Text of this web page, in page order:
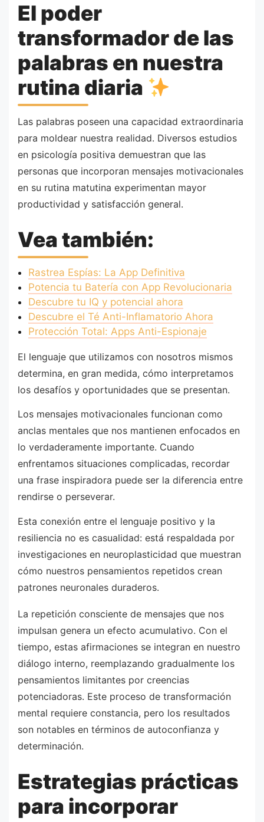
El poder
transformador de las
palabras en nuestra
rutina diaria
Las palabras poseen una capacidad extraordinaria
para moldear nuestra realidad. Diversos estudios
en psicología positiva demuestran que las
personas que incorporan mensajes motivacionales
en su rutina matutina experimentan mayor
productividad y satisfacción general.
Vea también:
Rastrea Espías: La App Definitiva
Potencia tu Batería con App Revolucionaria
Descubre tu IQ y potencial ahora
Descubre el Té Anti-Inflamatorio Ahora
Protección Total: Apps Anti-Espionaje
El lenguaje que utilizamos con nosotros mismos
determina, en gran medida, cómo interpretamos
los desafíos y oportunidades que se presentan.
Los mensajes motivacionales funcionan como
anclas mentales que nos mantienen enfocados en
lo verdaderamente importante. Cuando
enfrentamos situaciones complicadas, recordar
una frase inspiradora puede ser la diferencia entre
rendirse o perseverar.
Esta conexión entre el lenguaje positivo y la
resiliencia no es casualidad: está respaldada por
investigaciones en neuroplasticidad que muestran
cómo nuestros pensamientos repetidos crean
patrones neuronales duraderos.
La repetición consciente de mensajes que nos
impulsan genera un efecto acumulativo. Con el
tiempo, estas afirmaciones se integran en nuestro
diálogo interno, reemplazando gradualmente los
pensamientos limitantes por creencias
potenciadoras. Este proceso de transformación
mental requiere constancia, pero los resultados
son notables en términos de autoconfianza y
determinación.
Estrategias prácticas
para incorporar